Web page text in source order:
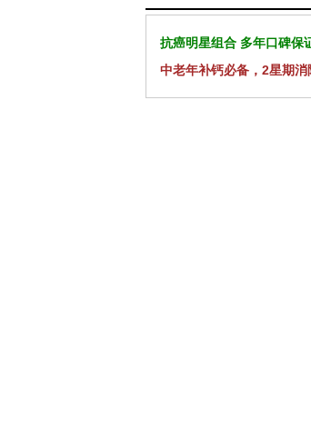
抗癌明星组合 多年口碑保
中老年补钙必备，2星期